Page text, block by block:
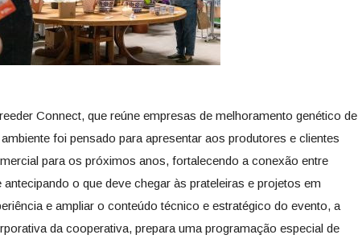
Connect, que reúne empresas de melhoramento genético de
foi pensado para apresentar aos produtores e clientes
para os próximos anos, fortalecendo a conexão entre
o que deve chegar às prateleiras e projetos em
e ampliar o conteúdo técnico e estratégico do evento, a
da cooperativa, prepara uma programação especial de